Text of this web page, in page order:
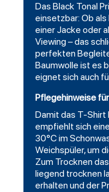
Das Black Tonal
einsetzbar: Ob
einer Jacke oder
Viewing – das
perfekten
Baumwolle ist es
eignet sich auch
Pflegehinweise
Damit das T-Shirt
empfiehlt sich
30°C im
Weichspüler, um
Zum Trocknen
liegend trocknen
erhalten und der